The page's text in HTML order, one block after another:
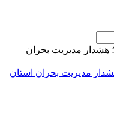
مدیریت بحران استان